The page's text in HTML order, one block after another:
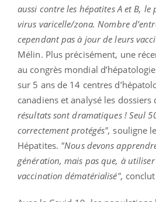
aussi contre les hépatites A et B, le
virus varicelle/zona. Nombre
cependant pas à jour de leurs
Mélin. Plus précisément, une
au congrès mondial
sur 5 ans de 14 centres
canadiens et analysé les
résultats sont dramatiques ! Seul
correctement protégés", souligne
Hépatites. "Nous devons
génération, mais pas que, à
vaccination dématérialisé",